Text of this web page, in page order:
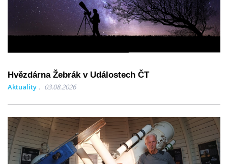
Hvězdárna Žebrák v Událostech ČT
Aktuality 03.08.2026